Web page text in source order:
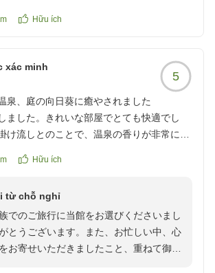
ミご投稿、誠にありがとうございまし
Hữu ích
xác minh
5
泉、庭の向日葵に癒やされました
ました。きれいな部屋でとても快適でし
け流しとのことで、温泉の香りが非常に良
も美味しかったです。子供は子供用のメニ
ったようです。冷奴のようなシンプルなメ
てくれるかもと思いました。
える庭や駐車場横のフラワーガーデンがき
れておりました。向日葵が元気に咲いてい
Hữu ích
từ chỗ nghỉ
でのご旅行に当館をお選びくださいまし
とうございます。また、お忙しい中、心
お寄せいただきましたこと、重ねて御礼